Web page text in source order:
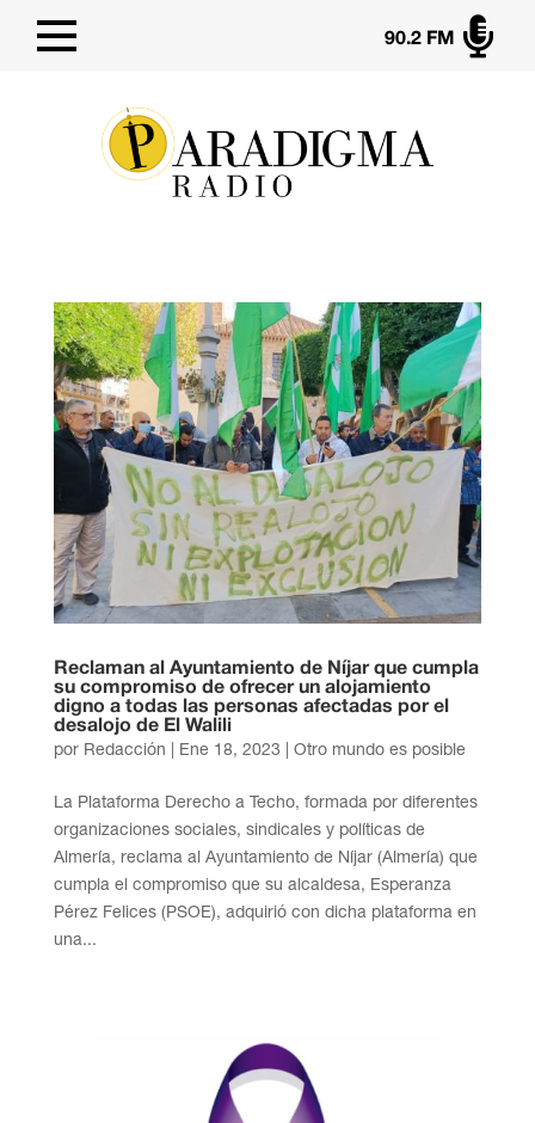

90.2 FM
Reclaman al Ayuntamiento de Níjar que cumpla
su compromiso de ofrecer un alojamiento
digno a todas las personas afectadas por el
desalojo de El Walili
por Redacción Ene 18, 2023 Otro mundo es posible
La Plataforma Derecho a Techo, formada por diferentes
organizaciones sociales, sindicales y políticas de
Almería, reclama al Ayuntamiento de Níjar (Almería) que
cumpla el compromiso que su alcaldesa, Esperanza
Pérez Felices (PSOE), adquirió con dicha plataforma en
una...